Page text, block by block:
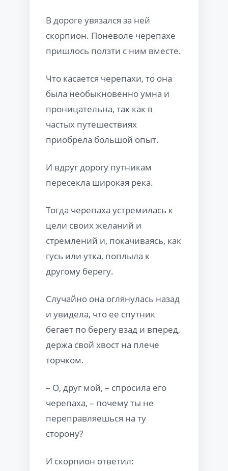
В дороге увязался за ней
скорпион. Поневоле черепахе
пришлось ползти с ним вместе.
Что касается черепахи, то она
была необыкновенно умна и
проницательна, так как в
частых путешествиях
приобрела большой опыт.
И вдруг дорогу путникам
пересекла широкая река.
Тогда черепаха устремилась к
цели своих желаний и
стремлений и, покачиваясь, как
гусь или утка, поплыла к
другому берегу.
Случайно она оглянулась назад
и увидела, что ее спутник
бегает по берегу взад и вперед,
держа свой хвост на плече
торчком.
– О, друг мой, – спросила его
черепаха, – почему ты не
переправляешься на ту
сторону?
И скорпион ответил: